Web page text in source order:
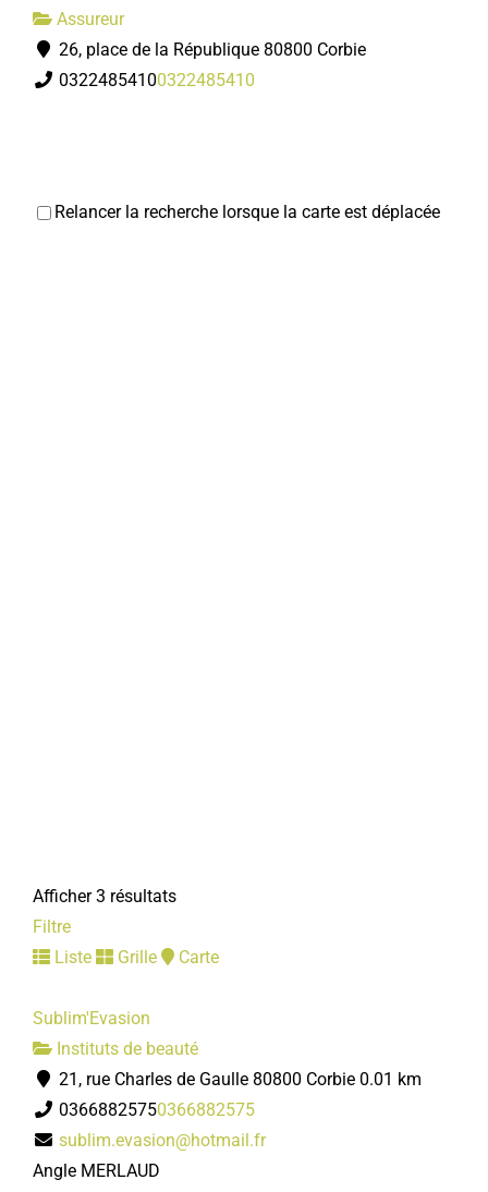
Assureur
26, place de la République 80800 Corbie
03224854100322485410
Relancer la recherche lorsque la carte est déplacée
Afficher 3 résultats
Filtre
Liste
Grille Carte
Sublim'Evasion
Instituts de beauté
21, rue Charles de Gaulle 80800 Corbie 0.01 km
03668825750366882575
sublim.evasion@hotmail.fr
Angle MERLAUD